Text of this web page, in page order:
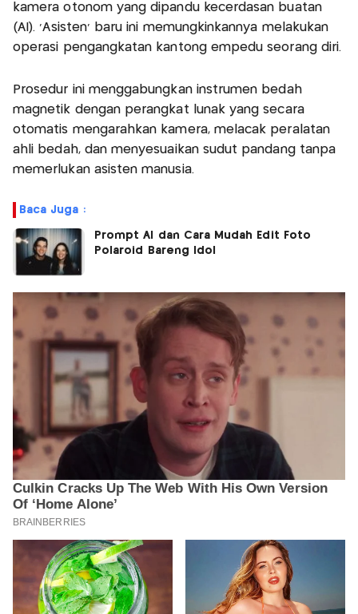
kamera otonom yang dipandu kecerdasan buatan
(AI). ‘Asisten’ baru ini memungkinkannya melakukan
operasi pengangkatan kantong empedu seorang diri.
Prosedur ini menggabungkan instrumen bedah
magnetik dengan perangkat lunak yang secara
otomatis mengarahkan kamera, melacak peralatan
ahli bedah, dan menyesuaikan sudut pandang tanpa
memerlukan asisten manusia.
Baca Juga :
Prompt AI dan Cara Mudah Edit Foto
Polaroid Bareng Idol